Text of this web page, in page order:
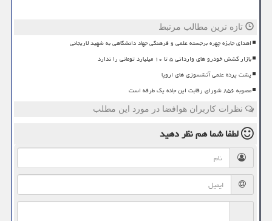
تازه ترین مطالب مرتبط
اهدای جایزه چهره برجسته علمی و فرهنگی جهاد دانشگاهی به شهید لاریجانی
بازار کشش خودرو های وارداتی ۵ تا ۱۰ میلیارد تومانی را ندارد
پشت پرده علمی آتشسوزی های اروپا
مصوبه ۸۵۶ شورای رقابت این جاده یک طرفه است
نظرات کاربران هوافضا در مورد این مطلب
لطفا شما همنظر دهید